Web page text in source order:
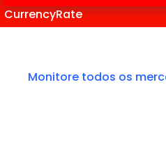
CurrencyRate
Monitore todos os